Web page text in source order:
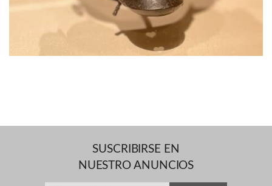
SUSCRIBIRSE EN
NUESTRO ANUNCIOS